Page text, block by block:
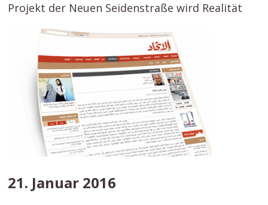
Projekt der Neuen Seidenstraße wird Realität
21. Januar 2016